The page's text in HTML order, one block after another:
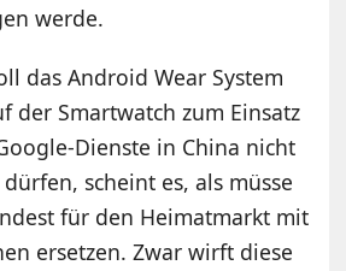
werde.
das Android Wear System
der Smartwatch zum Einsatz
Dienste in China nicht
scheint es, als müsse
für den Heimatmarkt mit
ersetzen. Zwar wirft diese